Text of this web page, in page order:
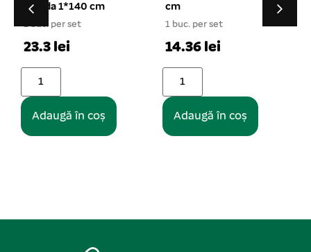
cm
1 buc. per set
14.36 lei
Adaugă în coș
imblanit 42*37*11 cm
marime M
1 buc. per set